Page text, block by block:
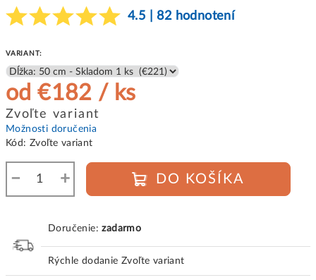
4.5 | 82 hodnotení
VARIANT:
od€182 / ks
Jednotková
cena:
Zvoľte variant
Možnosti doručenia
Kód: Zvoľte variant
+
− DO KOŠÍKA
Doručenie:zadarmo
Rýchle dodanie Zvoľte variant